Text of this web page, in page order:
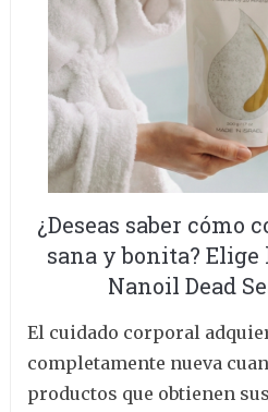
¿Deseas saber cómo
sana y bonita? Elige
Nanoil Dead
El cuidado corporal
completamente nueva
productos que obtienen